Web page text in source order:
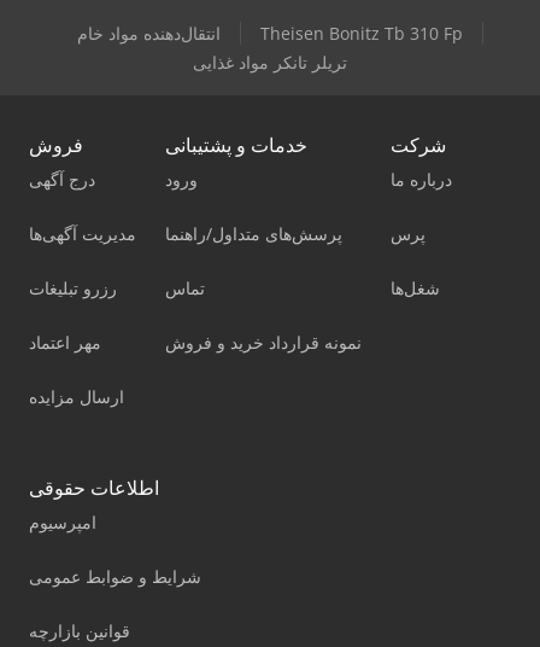
انتقال‌دهنده مواد خام
Theisen Bonitz Tb 310 Fp
تریلر تانکر مواد غذایی
فروش
درج آگهی
مدیریت آگهی‌ها
رزرو تبلیغات
مهر اعتماد
ارسال مزایده
خدمات و پشتیبانی
ورود
پرسش‌های متداول/راهنما
تماس
نمونه قرارداد خرید و فروش
شرکت
درباره ما
پرس
شغل‌ها
اطلاعات حقوقی
امپرسیوم
شرایط و ضوابط عمومی
قوانین بازارچه